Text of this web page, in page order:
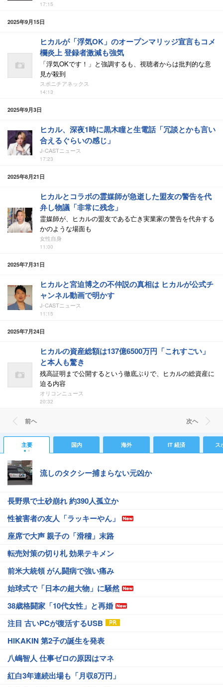
17:15
2025年9月15日
ヒカルが「浮気OK」のオープンマリッジ宣言もコメ
欄炎上 登録者激減も強気
「浮気OKです！」と強調するも、視聴者からは批判的な意
見が殺到
スポニチアネックス
14:13
2025年9月3日
ヒカル、深夜1時に黒木瞳と生電話「冗談とかも言い
合えるぐらいの感じ」
J-CASTニュース
17:23
2025年8月21日
ヒカルとコラボの霊媒師が急逝した盟友の警告を代
弁し物議「非常に残念」
霊媒師が、ヒカルの盟友である亡き実業家の警告を代弁する
かのような場面も
女性自身
11:00
2025年7月31日
ヒカルと宮迫博之の不仲説の真相は ヒカルが公式チ
ャンネル動画で明かす
J-CASTニュース
11:15
2025年7月24日
ヒカルの資産総額は137億6500万円「これすごい」
と本人も驚き
残高証明まで公開するという徹底ぶりで、ヒカルの総資産に
迫る内容
オリコンニュース
20:32
前ヘ 次ヘ
主要 国内 海外 IT 経済 ス
流しのタクシー捕まらない元凶か
長野県で土砂崩れ 約390人孤立か
性被害者の友人「ラッキーやん」
座席で大声 親子の「滑稽」末路
転売対策の切り札 効果テキメン
前米大統領 がん闘病で強い痛み
始球式で「日本の超大物」に騒然
38歳格闘家「10代女性」と再婚
注目 古いPCが復活するUSB
HIKAKIN 第2子の誕生を発表
八嶋智人 仕事ゼロの原因はマネ
紅白3年連続出場も「月収8万円」